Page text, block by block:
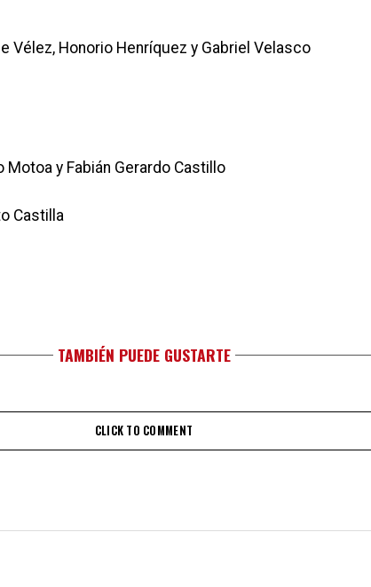
Vélez, Honorio Henríquez y Gabriel Velasco
Motoa y Fabián Gerardo Castillo
Castilla
TAMBIÉN PUEDE GUSTARTE
CLICK TO COMMENT